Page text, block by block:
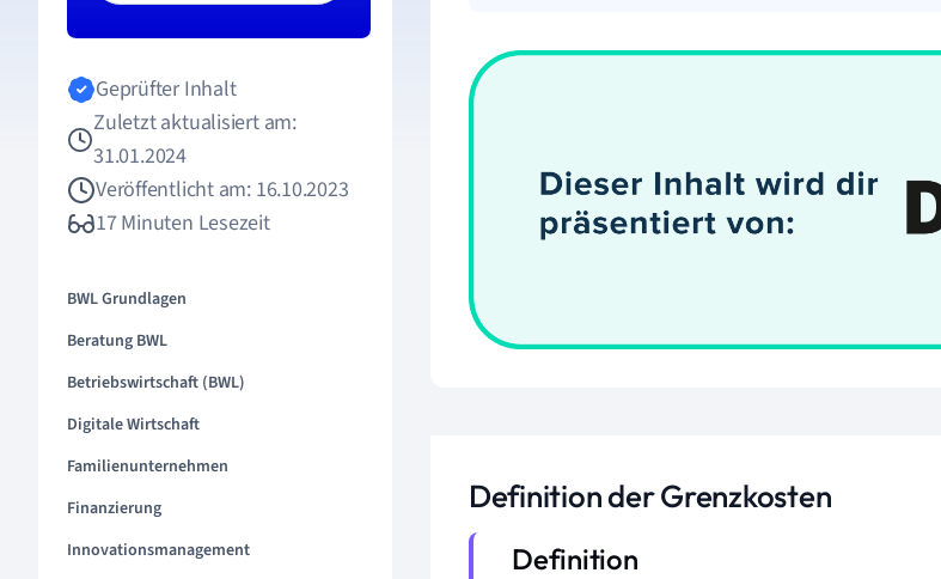
Geprüfter Inhalt
Zuletzt aktualisiert am:
31.01.2024
Veröffentlicht am: 16.10.2023
17 Minuten Lesezeit
BWL Grundlagen
Beratung BWL
Betriebswirtschaft (BWL)
Digitale Wirtschaft
Familienunternehmen
Finanzierung
Innovationsmanagement
Definition der Grenzkosten